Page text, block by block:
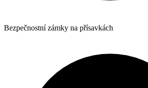
Bezpečnostní zámky na přísavkách